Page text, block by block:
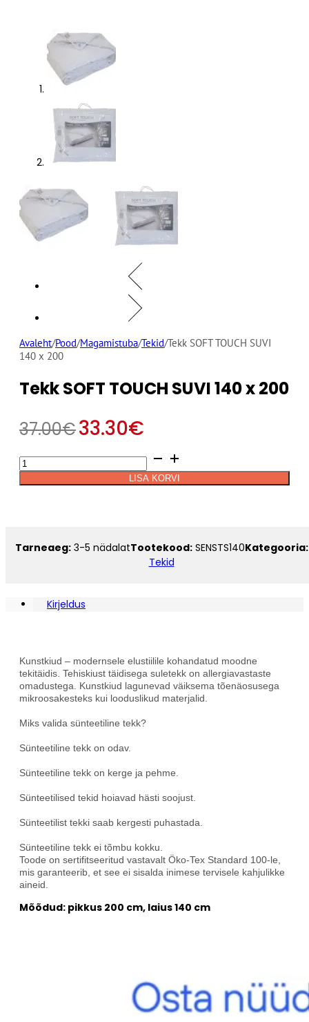
Avaleht/Pood/Magamistuba/Tekid/Tekk SOFT TOUCH SUVI
140 x 200
Tekk SOFT TOUCH SUVI 140 x 200
37.00€33.30€
Tekk
SOFT
TOUCH
200
LISA KORVI
Alternative:
Tarneaeg:3-5 nädalatTootekood: SENSTS140Kategooria:
Tekid
Kirjeldus
Kunstkiud – modernsele elustiilile kohandatud moodne
tekitäidis. Tehiskiust täidisega suletekk on allergiavastaste
omadustega. Kunstkiud lagunevad väiksema tõenäosusega
mikroosakesteks kui looduslikud materjalid.
Miks valida sünteetiline tekk?
Sünteetiline tekk on odav.
Sünteetiline tekk on kerge ja pehme.
Sünteetilised tekid hoiavad hästi soojust.
Sünteetilist tekki saab kergesti puhastada.
Sünteetiline tekk ei tõmbu kokku.
Toode on sertifitseeritud vastavalt Öko-Tex Standard 100-le,
mis garanteerib, et see ei sisalda inimese tervisele kahjulikke
aineid.
Mõõdud: pikkus 200 cm, laius 140 cm